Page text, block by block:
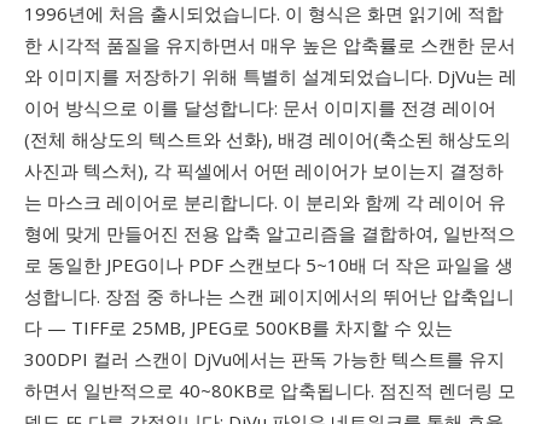
1996년에 처음 출시되었습니다. 이 형식은 화면 읽기에 적합
한 시각적 품질을 유지하면서 매우 높은 압축률로 스캔한 문서
와 이미지를 저장하기 위해 특별히 설계되었습니다. DjVu는 레
이어 방식으로 이를 달성합니다: 문서 이미지를 전경 레이어
(전체 해상도의 텍스트와 선화), 배경 레이어(축소된 해상도의
사진과 텍스처), 각 픽셀에서 어떤 레이어가 보이는지 결정하
는 마스크 레이어로 분리합니다. 이 분리와 함께 각 레이어 유
형에 맞게 만들어진 전용 압축 알고리즘을 결합하여, 일반적으
로 동일한 JPEG이나 PDF 스캔보다 5~10배 더 작은 파일을 생
성합니다. 장점 중 하나는 스캔 페이지에서의 뛰어난 압축입니
다 — TIFF로 25MB, JPEG로 500KB를 차지할 수 있는
300DPI 컬러 스캔이 DjVu에서는 판독 가능한 텍스트를 유지
하면서 일반적으로 40~80KB로 압축됩니다. 점진적 렌더링 모